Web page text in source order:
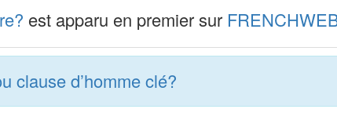
est apparu en premier sur
clause d’homme clé?